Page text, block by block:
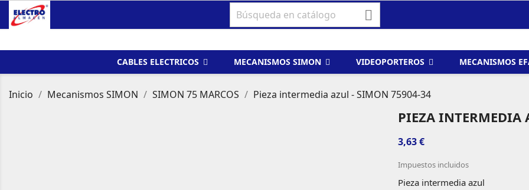

CABLES ELECTRICOS MECANISMOS SIMON VIDEOPORTEROS MECANISMOS
Inicio Mecanismos SIMON SIMON 75 MARCOS Pieza intermedia azul - SIMON 75904-34
PIEZA
3,63 €
Impuestos incluidos
Pieza intermedia azul